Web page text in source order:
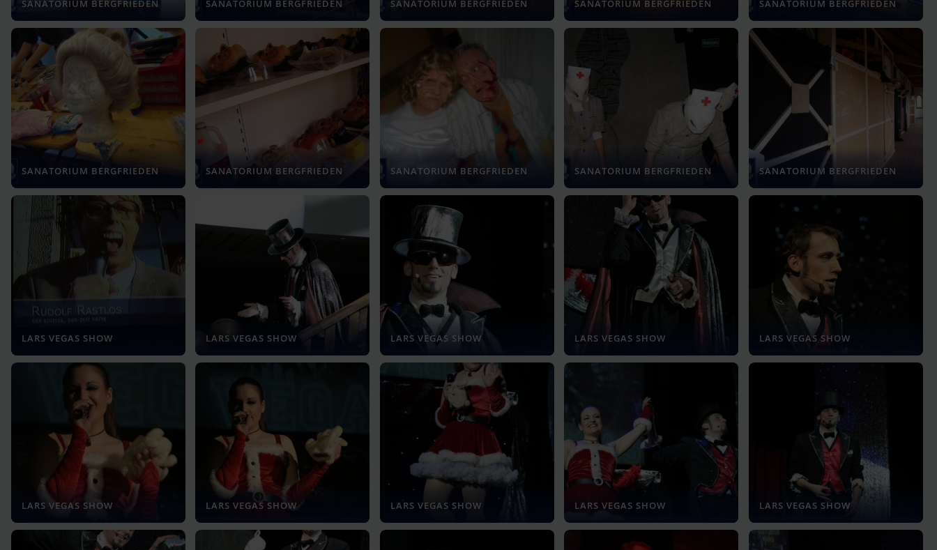
SANATORIUM BERGFRIEDEN SANATORIUM BERGFRIEDEN SANATORIUM BERGFRIEDEN SANATORIUM BERGFRIEDEN SANATORIUM BERGFRIEDEN
SANATORIUM BERGFRIEDEN SANATORIUM BERGFRIEDEN SANATORIUM BERGFRIEDEN SANATORIUM BERGFRIEDEN SANATORIUM BERGFRIEDEN
LARS VEGAS SHOW LARS VEGAS SHOW LARS VEGAS SHOW LARS VEGAS SHOW LARS VEGAS SHOW
LARS VEGAS SHOW LARS VEGAS SHOW LARS VEGAS SHOW LARS VEGAS SHOW LARS VEGAS SHOW